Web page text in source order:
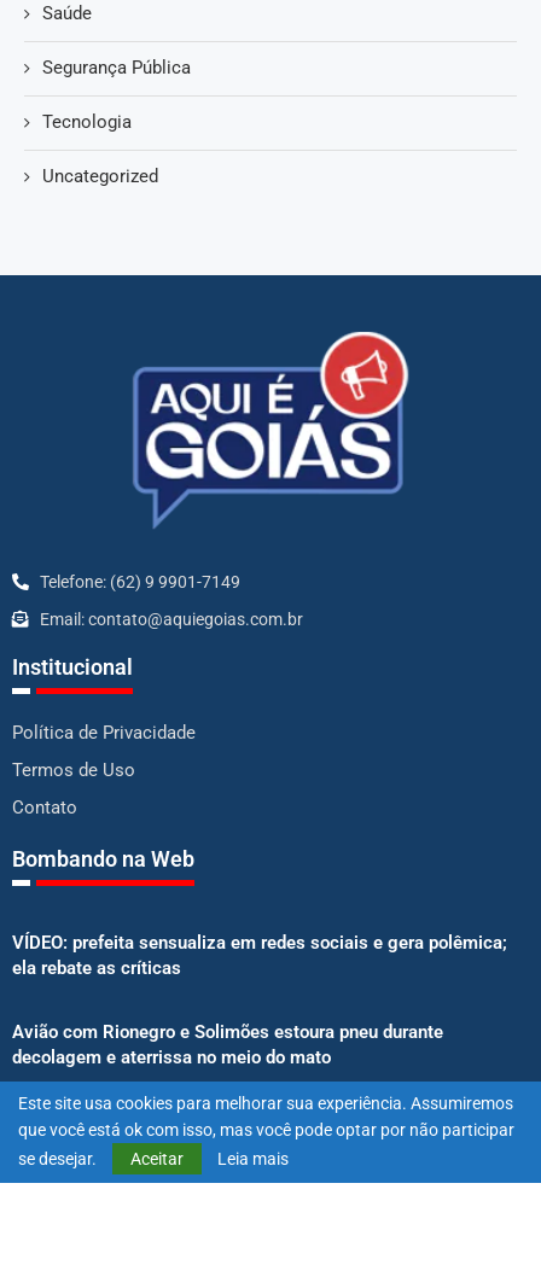
Saúde
Segurança Pública
Tecnologia
Uncategorized
Telefone: (62) 9 9901-7149
Email: contato@aquiegoias.com.br
Institucional
Política de Privacidade
Termos de Uso
Contato
Bombando na Web
VÍDEO: prefeita sensualiza em redes sociais e gera polêmica;
ela rebate as críticas
Avião com Rionegro e Solimões estoura pneu durante
decolagem e aterrissa no meio do mato
Senado aprova proibição de atletas e influenciadores em
anúncios de bets
Este site usa cookies para melhorar sua experiência. Assumiremos
que você está ok com isso, mas você pode optar por não participar
se desejar.
Aceitar Leia mais